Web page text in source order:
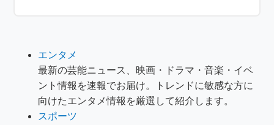
エンタメ
最新の芸能ニュース、映画・ドラマ・音楽・イベ
ント情報を速報でお届け。トレンドに敏感な方に
向けたエンタメ情報を厳選して紹介します。
スポーツ